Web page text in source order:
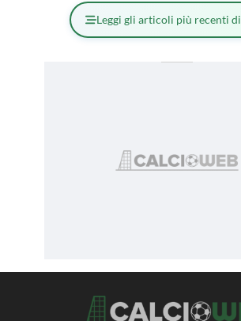
Leggi gli articoli più recenti di